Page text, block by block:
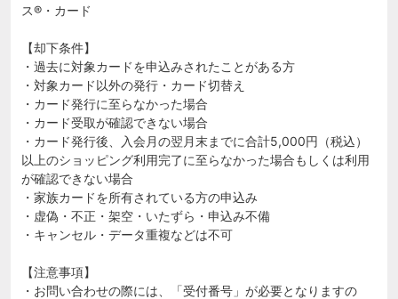
ス®・カード
【却下条件】
・過去に対象カードを申込みされたことがある方
・対象カード以外の発行・カード切替え
・カード発行に至らなかった場合
・カード受取が確認できない場合
・カード発行後、入会月の翌月末までに合計5,000円（税込）
以上のショッピング利用完了に至らなかった場合もしくは利用
が確認できない場合
・家族カードを所有されている方の申込み
・虚偽・不正・架空・いたずら・申込み不備
・キャンセル・データ重複などは不可
【注意事項】
・お問い合わせの際には、「受付番号」が必要となりますの